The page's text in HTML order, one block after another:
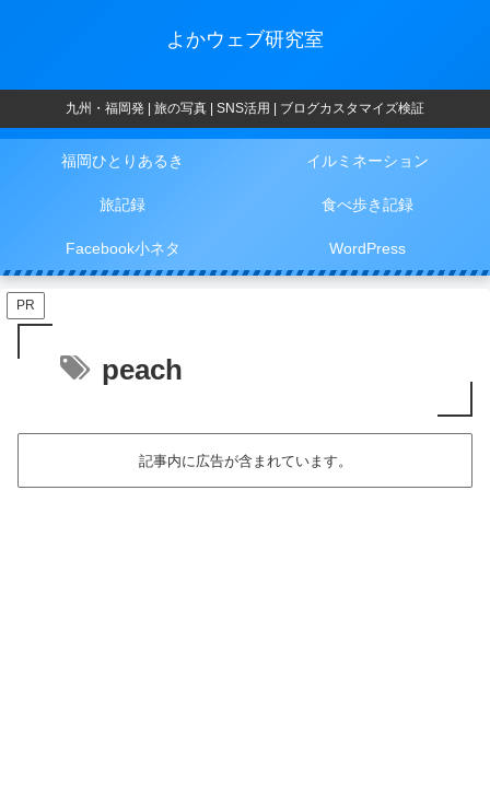
よかウェブ研究室
九州・福岡発 | 旅の写真 | SNS活用 | ブログカスタマイズ検証
福岡ひとりあるき イルミネーション
旅記録 食べ歩き記録
Facebook小ネタ WordPress
PR
peach
記事内に広告が含まれています。